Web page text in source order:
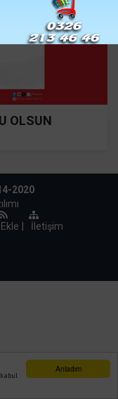
Anladım
OLSUN
2020
İletişim